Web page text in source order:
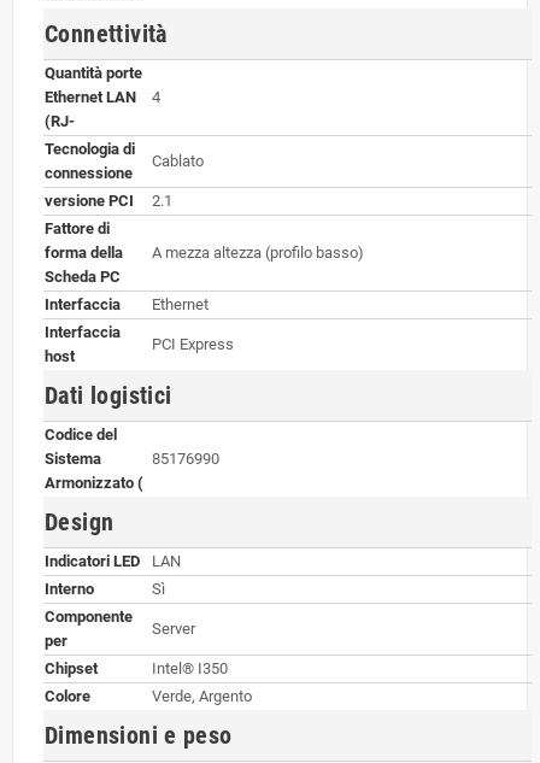
Connettività
Quantità porte
Ethernet LAN
(RJ-
4
Tecnologia di
connessione
Cablato
versione PCI
2.1
Fattore di
forma della
Scheda PC
A mezza altezza (profilo basso)
Interfaccia
Ethernet
Interfaccia
host
PCI Express
Dati logistici
Codice del
Sistema
Armonizzato (
85176990
Design
Indicatori LED
LAN
Interno
Sì
Componente
per
Server
Chipset
Intel® I350
Colore
Verde, Argento
Dimensioni e peso